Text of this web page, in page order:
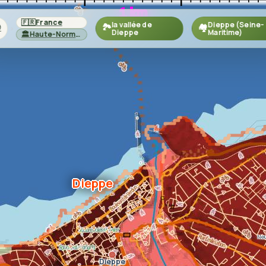
Dieppe
Dieppe
🇫🇷France
🏛️
Haute-Normandie
🏞️la vallée de
Dieppe 🏘️Dieppe (Seine-
Maritime)